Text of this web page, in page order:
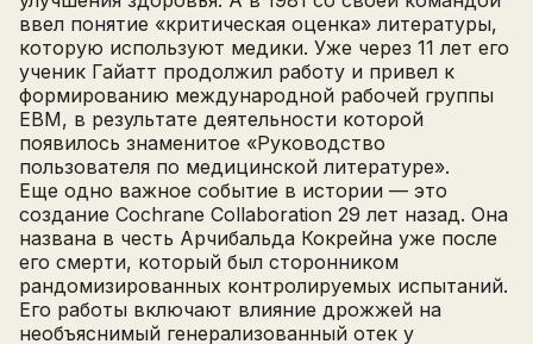
ввел понятие «критическая оценка» литературы,
которую используют медики. Уже через 11 лет его
ученик Гайатт продолжил работу и привел к
формированию международной рабочей группы
EBM, в результате деятельности которой
появилось знаменитое «Руководство
пользователя по медицинской литературе».
Еще одно важное событие в истории — это
создание Cochrane Collaboration 29 лет назад. Она
названа в честь Арчибальда Кокрейна уже после
его смерти, который был сторонником
рандомизированных контролируемых испытаний.
Его работы включают влияние дрожжей на
необъяснимый генерализованный отек у